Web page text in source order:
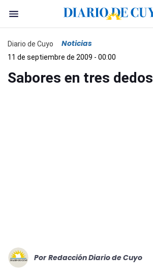
Diario de Cuyo Noticias
11 de septiembre de 2009 - 00:00
Sabores en tres dedos
Por Redacción Diario de Cuyo